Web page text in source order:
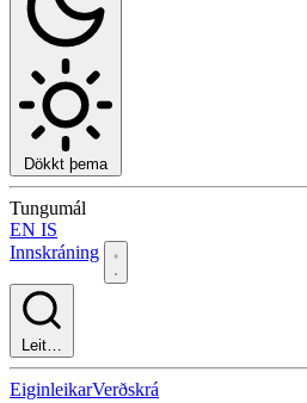
Dökkt þema
Tungumál
EN IS
Innskráning
Leit…
EiginleikarVerðskrá